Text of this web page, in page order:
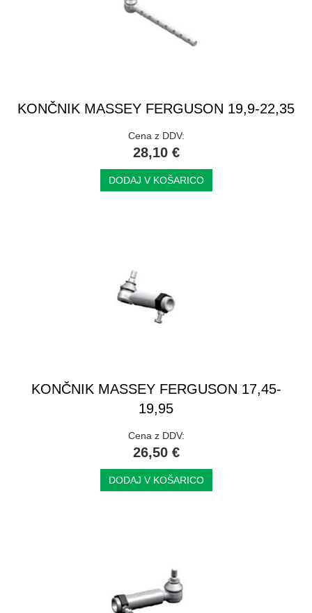
KONČNIK MASSEY FERGUSON 19,9-22,35
Cena z DDV:
28,10 €
DODAJ V KOŠARICO
KONČNIK MASSEY FERGUSON 17,45-
19,95
Cena z DDV:
26,50 €
DODAJ V KOŠARICO